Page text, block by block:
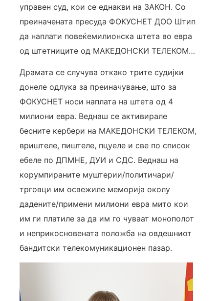
управен суд, кои се еднакви на ЗАКОН. Со
преиначената пресуда ФОКУСНЕТ ДОО Штип
да наплати повеќемилионска штета во евра
од штетниците од МАКЕДОНСКИ ТЕЛЕКОМ…
Драмата се случува откако трите судијки
донеле одлука за преиначување, што за
ФОКУСНЕТ носи наплата на штета од 4
милиони евра. Веднаш се активирале
бесните кербери на МАКЕДОНСКИ ТЕЛЕКОМ,
вриштеле, пиштеле, пцуеле и све по список
ебеле по ДПМНЕ, ДУИ и СДС. Веднаш на
корумпираните муштерии/политичари/
трговци им освежиле меморија околу
дадените/примени милиони евра мито кои
им ги платиле за да им го чуваат монополот
и неприкосновената положба на овдешниот
бандитски телекомуникационен пазар.